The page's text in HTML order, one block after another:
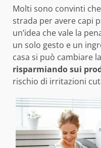
Molti sono convinti che
strada per avere capi
un’idea che vale la
un solo gesto e un
casa si può cambiare
risparmiando sui
rischio di irritazioni